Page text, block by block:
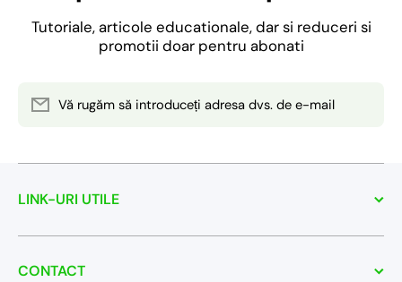
Tutoriale, articole educationale, dar si reduceri si
promotii doar pentru abonati
Vă rugăm să introduceți adresa dvs. de e-mail
LINK-URI UTILE
CONTACT